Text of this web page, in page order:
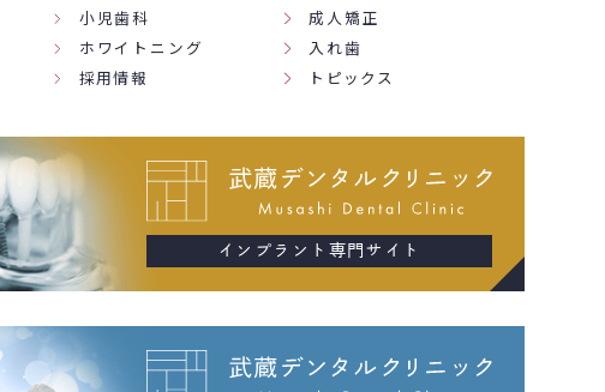
小児歯科
成人矯正
ホワイトニング
入れ歯
採用情報 トピックス
インプラント専門サイト